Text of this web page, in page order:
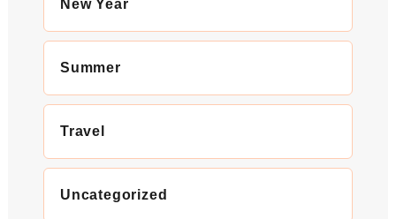
New Year
Summer
Travel
Uncategorized